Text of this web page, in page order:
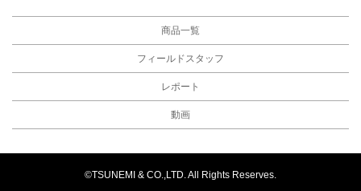
商品一覧
フィールドスタッフ
レポート
動画
©TSUNEMI & CO.,LTD. All Rights Reserves.